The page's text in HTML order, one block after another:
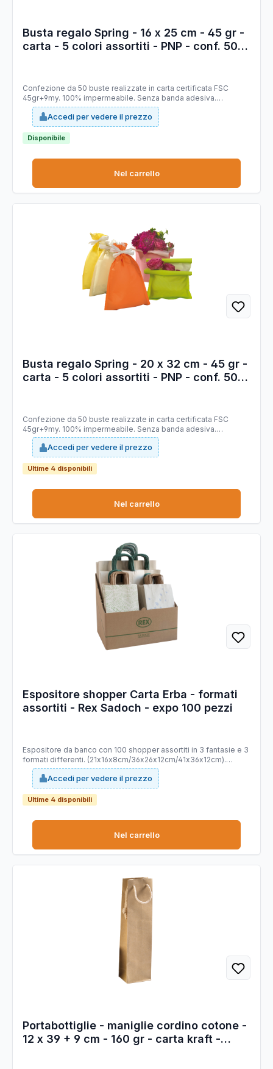
Busta regalo Spring - 16 x 25 cm - 45 gr -
carta - 5 colori assortiti - PNP - conf. 50
Confezione da 50 buste realizzate in carta certificata FSC
45gr+9my. 100% impermeabile. Senza banda adesiva.
Assortimento colori primavera: giallo, avorio, arancione, verde
mela e rosa.Accedi per vedere il prezzo
Disponibile
Nel carrello
Busta regalo Spring - 20 x 32 cm - 45 gr -
carta - 5 colori assortiti - PNP - conf. 50
Confezione da 50 buste realizzate in carta certificata FSC
45gr+9my. 100% impermeabile. Senza banda adesiva.
Assortimento colori primavera: giallo, avorio, arancione, verde
mela e rosa.Accedi per vedere il prezzo
Ultime 4 disponibili
Nel carrello
Espositore shopper Carta Erba - formati
assortiti - Rex Sadoch - expo 100 pezzi
Espositore da banco con 100 shopper assortiti in 3 fantasie e 3
formati differenti. (21x16x8cm/36x26x12cm/41x36x12cm).
Realizzati in carta erba dotati di manici ritorti.
Accedi per vedere il prezzo
Ultime 4 disponibili
Nel carrello
Portabottiglie - maniglie cordino cotone -
12 x 39 + 9 cm - 160 gr - carta kraft -